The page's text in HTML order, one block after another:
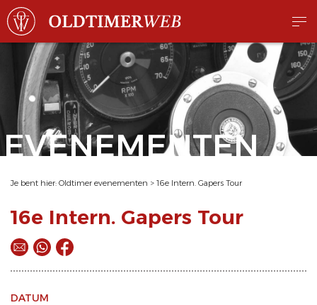
EVENEMENTEN
Je bent hier: Oldtimer evenementen > 16e Intern. Gapers Tour
16e Intern. Gapers Tour
DATUM